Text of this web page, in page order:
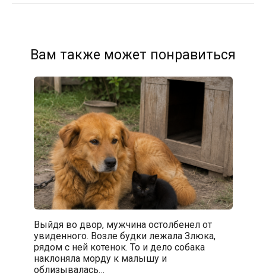
Вам также может понравиться
Выйдя во двор, мужчина остолбенел от
увиденного. Возле будки лежала Злюка,
рядом с ней котенок. То и дело собака
наклоняла морду к малышу и
облизывалась…